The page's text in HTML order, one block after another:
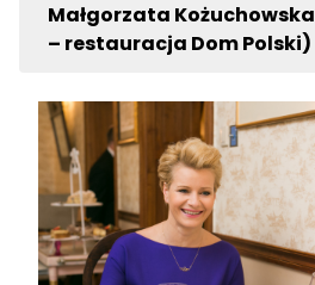
Małgorzata
– restauracja Dom Polski)